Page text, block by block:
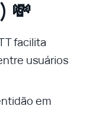
💸
facilita
usuários
em